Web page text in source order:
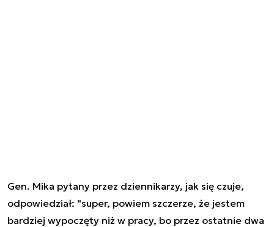
Gen. Mika pytany przez dziennikarzy, jak się czuje,
odpowiedział: "super, powiem szczerze, że jestem
bardziej wypoczęty niż w pracy, bo przez ostatnie dwa